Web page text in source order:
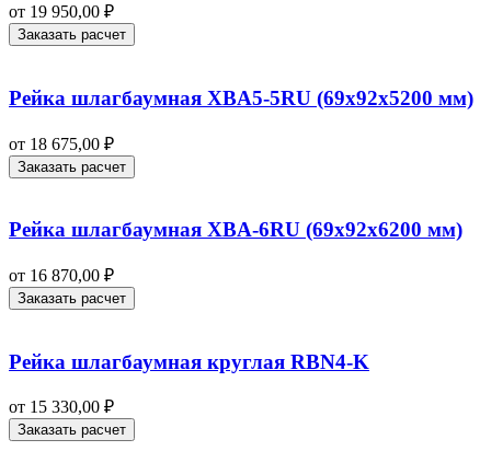
от 19 950,00 ₽
Заказать расчет
Рейка шлагбаумная XBA5-5RU (69х92х5200 мм)
от 18 675,00 ₽
Заказать расчет
Рейка шлагбаумная XBA-6RU (69х92х6200 мм)
от 16 870,00 ₽
Заказать расчет
Рейка шлагбаумная круглая RBN4-K
от 15 330,00 ₽
Заказать расчет